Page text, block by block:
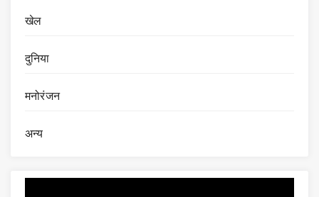
खेल
दुनिया
मनोरंजन
अन्य